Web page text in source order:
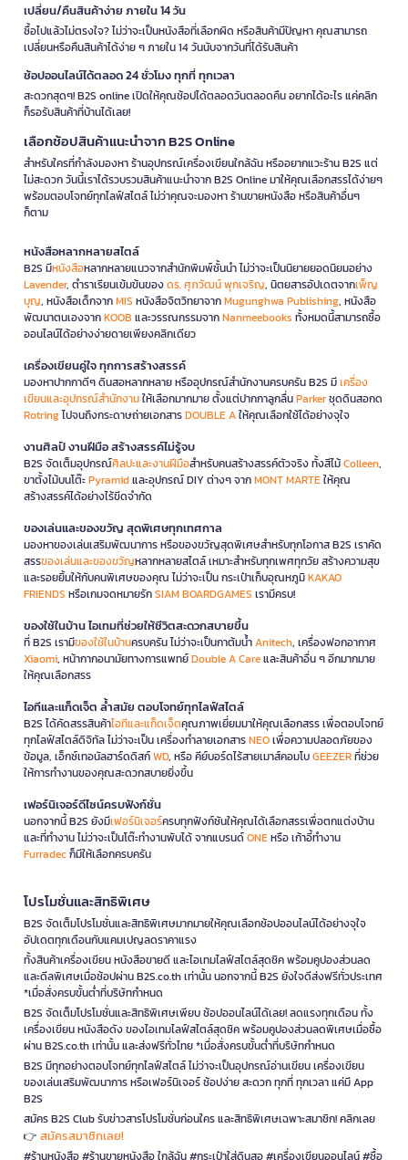
เปลี่ยน/คืนสินค้าง่าย ภายใน 14 วัน
ซื้อไปแล้วไม่ตรงใจ? ไม่ว่าจะเป็นหนังสือที่เลือกผิด หรือสินค้ามีปัญหา คุณสามารถ
เปลี่ยนหรือคืนสินค้าได้ง่าย ๆ ภายใน 14 วันนับจากวันที่ได้รับสินค้า
ช้อปออนไลน์ได้ตลอด 24 ชั่วโมง ทุกที่ ทุกเวลา
สะดวกสุดๆ! B2S online เปิดให้คุณช้อปได้ตลอดวันตลอดคืน อยากได้อะไร แค่คลิก
ก็รอรับสินค้าที่บ้านได้เลย!
เลือกช้อปสินค้าแนะนำจาก B2S Online
สำหรับใครที่กำลังมองหา ร้านอุปกรณ์เครื่องเขียนใกล้ฉัน หรืออยากแวะร้าน B2S แต่
ไม่สะดวก วันนี้เราได้รวบรวมสินค้าแนะนำจาก B2S Online มาให้คุณเลือกสรรได้ง่ายๆ
พร้อมตอบโจทย์ทุกไลฟ์สไตล์ ไม่ว่าคุณจะมองหา ร้านขายหนังสือ หรือสินค้าอื่นๆ
ก็ตาม
หนังสือหลากหลายสไตล์
B2S มีหนังสือหลากหลายแนวจากสำนักพิมพ์ชั้นนำ ไม่ว่าจะเป็นนิยายยอดนิยมอย่าง
Lavender, ตำราเรียนเข้มข้นของดร. ศุภวัฒน์ พุกเจริญ, นิตยสารอัปเดตจากเพ็ญ
บุญ, หนังสือเด็กจากMIS หนังสือจิตวิทยาจากMugunghwa Publishing, หนังสือ
พัฒนาตนเองจากKOOB และวรรณกรรมจากNanmeebooks ทั้งหมดนี้สามารถซื้อ
ออนไลน์ได้อย่างง่ายดายเพียงคลิกเดียว
เครื่องเขียนคู่ใจ ทุกการสร้างสรรค์
มองหาปากกาดีๆ ดินสอหลากหลาย หรืออุปกรณ์สำนักงานครบครัน B2S มีเครื่อง
เขียนและอุปกรณ์สำนักงานให้เลือกมากมาย ตั้งแต่ปากกาลูกลื่นParkerชุดดินสอกด
Rotringไปจนถึงกระดาษถ่ายเอกสารDOUBLE Aให้คุณเลือกใช้ได้อย่างจุใจ
งานศิลป์ งานฝีมือ สร้างสรรค์ไม่รู้จบ
B2S จัดเต็มอุปกรณ์ศิลปะและงานฝีมือสำหรับคนสร้างสรรค์ตัวจริง ทั้งสีไม้Colleen,
ขาตั้งไม้บนโต๊ะPyramidและอุปกรณ์ DIY ต่างๆ จากMONT MARTEให้คุณ
สร้างสรรค์ได้อย่างไร้ขีดจำกัด
ของเล่นและของขวัญ สุดพิเศษทุกเทศกาล
มองหาของเล่นเสริมพัฒนาการ หรือของขวัญสุดพิเศษสำหรับทุกโอกาส B2S เราคัด
สรรของเล่นและของขวัญหลากหลายสไตล์ เหมาะสำหรับทุกเพศทุกวัย สร้างความสุข
และรอยยิ้มให้กับคนพิเศษของคุณ ไม่ว่าจะเป็น กระเป๋าเก็บอุณหภูมิKAKAO
FRIENDS หรือเกมจดหมายรักSIAM BOARDGAMES เรามีครบ!
ของใช้ในบ้าน ไอเทมที่ช่วยให้ชีวิตสะดวกสบายขึ้น
ที่ B2S เรามีของใช้ในบ้านครบครัน ไม่ว่าจะเป็นกาต้มน้ำAnitech, เครื่องฟอกอากาศ
Xiaomi, หน้ากากอนามัยทางการแพทย์Double A Careและสินค้าอื่น ๆ อีกมากมาย
ให้คุณเลือกสรร
ไอทีและแก็ดเจ็ต ล้ำสมัย ตอบโจทย์ทุกไลฟ์สไตล์
B2S ได้คัดสรรสินค้าไอทีและแก็ดเจ็ตคุณภาพเยี่ยมมาให้คุณเลือกสรร เพื่อตอบโจทย์
ทุกไลฟ์สไตล์ดิจิทัล ไม่ว่าจะเป็น เครื่องทำลายเอกสารNEOเพื่อความปลอดภัยของ
ข้อมูล, เอ็กซ์เทอนัลฮาร์ดดิสก์WD, หรือ คีย์บอร์ดไร้สายเมาส์คอมโบGEEZERที่ช่วย
ให้การทำงานของคุณสะดวกสบายยิ่งขึ้น
เฟอร์นิเจอร์ดีไซน์ครบฟังก์ชั่น
นอกจากนี้ B2S ยังมีเฟอร์นิเจอร์ครบทุกฟังก์ชันให้คุณได้เลือกสรรเพื่อตกแต่งบ้าน
และที่ทำงาน ไม่ว่าจะเป็นโต๊ะทำงานพับได้ จากแบรนด์ONEหรือ เก้าอี้ทำงาน
Furradecก็มีให้เลือกครบครัน
โปรโมชั่นและสิทธิพิเศษ
B2S จัดเต็มโปรโมชั่นและสิทธิพิเศษมากมายให้คุณเลือกช้อปออนไลน์ได้อย่างจุใจ
อัปเดตทุกเดือนกับแคมเปญลดราคาแรง
ทั้งสินค้าเครื่องเขียน หนังสือขายดี และไอเทมไลฟ์สไตล์สุดชิค พร้อมคูปองส่วนลด
และดีลพิเศษเมื่อช้อปผ่าน B2S.co.th เท่านั้น นอกจากนี้ B2S ยังใจดีส่งฟรีทั่วประเทศ
*เมื่อสั่งครบขั้นต่ำที่บริษัทกำหนด
B2S จัดเต็มโปรโมชั่นและสิทธิพิเศษเพียบ ช้อปออนไลน์ได้เลย! ลดแรงทุกเดือน ทั้ง
เครื่องเขียน หนังสือดัง ของไอเทมไลฟ์สไตล์สุดชิค พร้อมคูปองส่วนลดพิเศษเมื่อซื้อ
ผ่าน B2S.co.th เท่านั้น และส่งฟรีทั่วไทย *เมื่อสั่งครบขั้นต่ำที่บริษัทกำหนด
B2S มีทุกอย่างตอบโจทย์ทุกไลฟ์สไตล์ ไม่ว่าจะเป็นอุปกรณ์อ่านเขียน เครื่องเขียน
ของเล่นเสริมพัฒนาการ หรือเฟอร์นิเจอร์ ช้อปง่าย สะดวก ทุกที่ ทุกเวลา แค่มี App
B2S
สมัคร B2S Club รับข่าวสารโปรโมชั่นก่อนใคร และสิทธิพิเศษเฉพาะสมาชิก! คลิกเลย
👉 สมัครสมาชิกเลย!
#ร้านหนังสือ #ร้านขายหนังสือ ใกล้ฉัน #กระเป๋าใส่ดินสอ #เครื่องเขียนออนไลน์ #ซื้อ